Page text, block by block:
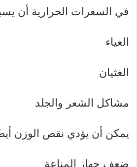
في السعرات الحرارية أن
العياء
الغثيان
مشاكل الشعر والجلد
يمكن أن يؤدي نقص الوزن
ضعف جهاز المناعة